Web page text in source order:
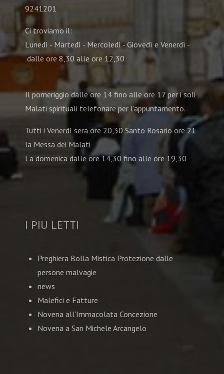
9241201
Ci troviamo il:
Lunedì - Martedì - Mercoledì - Giovedì e Venerdì -
dalle ore 8,30 alle ore 12,30
Il pomeriggio dalle ore 14 fino alle ore 17 per i soli
Malati spirituali telefonare per l'appuntamento.
Tutti i Venerdì sera ore 20,30 Santo Rosario ore 21
la Messa dei Malati
La domenica dalle ore 14,30 fino alle ore 19,30
I PIU LETTI
Preghiera Bolla Mistica Protezione dalle
persone malvagie
news
Malefici e Fatture
Novena all'Immacolata Concezione
Novena a San Michele Arcangelo